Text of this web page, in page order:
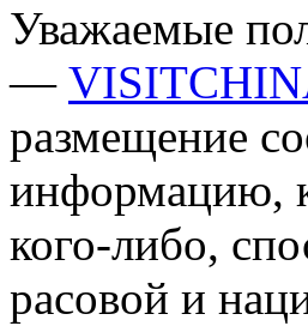
Уважаемые
—
размещение
информацию,
кого-либо,
расовой и